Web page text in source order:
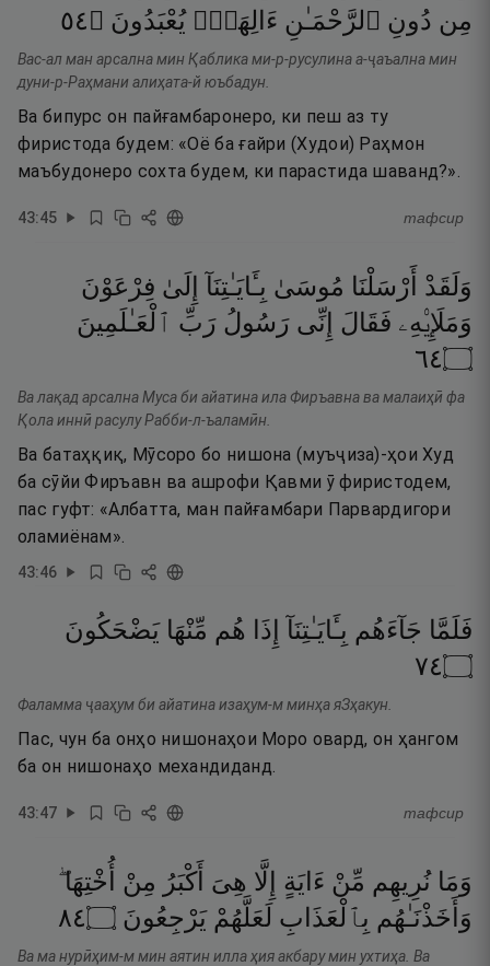
مِن دُونِ ٱلرَّحْمَـٰنِ ءَالِهَةًۭ يُعْبَدُونَ ۝٤٥
Вас-ал ман арсална мин Қаблика ми-р-русулина а-ҷаъална мин
дуни-р-Раҳмани алиҳата-й юъбадун.
Ва бипурс он пайғамбаронеро, ки пеш аз ту
фиристода будем: «Оё ба ғайри (Худои) Раҳмон
маъбудонеро сохта будем, ки парастида шаванд?».
43:45 тафсир
وَلَقَدْ أَرْسَلْنَا مُوسَىٰ بِـَٔايَـٰتِنَآ إِلَىٰ فِرْعَوْنَ
وَمَلَإِي۟هِۦ فَقَالَ إِنِّى رَسُولُ رَبِّ ٱلْعَـٰلَمِينَ
۝٤٦
Ва лақад арсална Муса би айатина ила Фиръавна ва малаиҳӣ фа
Қола иннӣ расулу Рабби-л-ъаламӣн.
Ва батаҳқиқ, Мӯсоро бо нишона (муъҷиза)-ҳои Худ
ба сӯйи Фиръавн ва ашрофи Қавми ӯ фиристодем,
пас гуфт: «Албатта, ман пайғамбари Парвардигори
оламиёнам».
43:46
فَلَمَّا جَآءَهُم بِـَٔايَـٰتِنَآ إِذَا هُم مِّنْهَا يَضْحَكُونَ
۝٤٧
Фаламма ҷааҳум би айатина изаҳум-м минҳа яЗҳакун.
Пас, чун ба онҳо нишонаҳои Моро овард, он ҳангом
ба он нишонаҳо механдиданд.
43:47 тафсир
وَمَا نُرِيهِم مِّنْ ءَايَةٍ إِلَّا هِىَ أَكْبَرُ مِنْ
أُخْتِهَا ۖ
وَأَخَذْنَـٰهُم بِٱلْعَذَابِ لَعَلَّهُمْ يَرْجِعُونَ ۝٤٨
Ва ма нурӣҳим-м мин аятин илла ҳия акбару мин ухтиҳа. Ва